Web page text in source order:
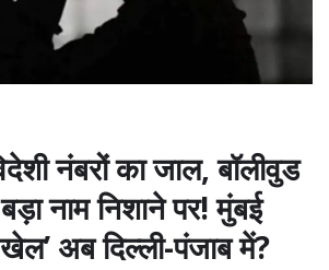
नंबरों का जाल, बॉलीवुड
नाम निशाने पर! मुंबई
खेल’ अब दिल्ली-पंजाब में?